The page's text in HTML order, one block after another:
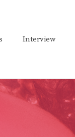
Interview